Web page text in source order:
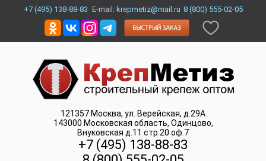
+7 (495) 138-88-83 E-mail: krepmetiz@mail.ru 8 (800) 555-02-05
121357 Москва, ул. Верейская, д.29А
143000 Московская область, Одинцово,
Внуковская д.11 стр.20 оф.7
+7 (495) 138-88-83